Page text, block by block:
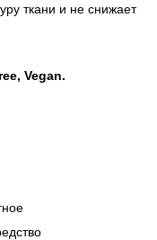
ткани и не снижает
Vegan.